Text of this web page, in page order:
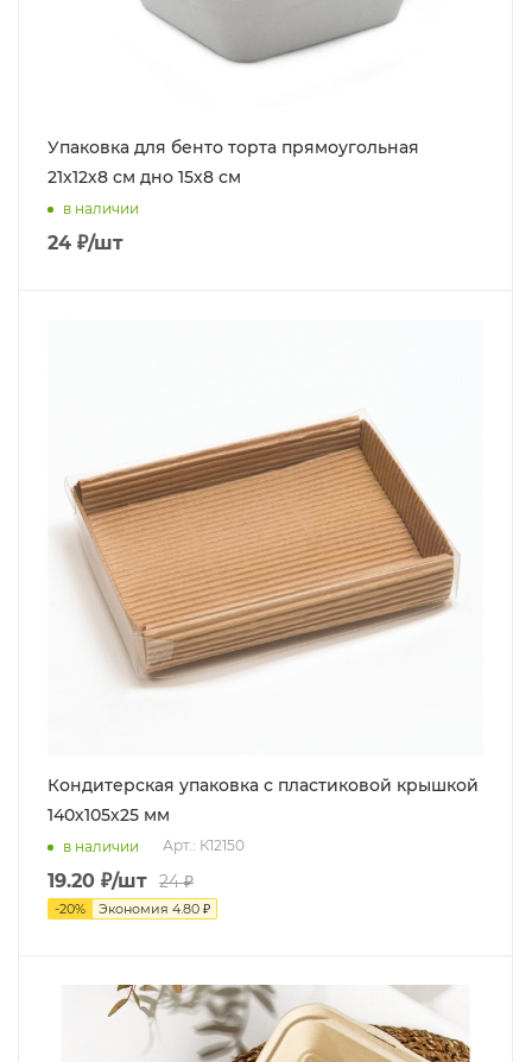
Упаковка для бенто торта прямоугольная
21х12х8 см дно 15х8 см
в наличии
24 ₽/шт
Кондитерская упаковка с пластиковой крышкой
140х105х25 мм
в наличии Арт.: К12150
19.20 ₽/шт 24₽
-20% Экономия 4.80 ₽